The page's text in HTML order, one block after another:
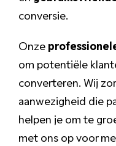
conversie.
Onze
om potentiële
converteren. Wij
aanwezigheid die
helpen je om te
met ons op voor